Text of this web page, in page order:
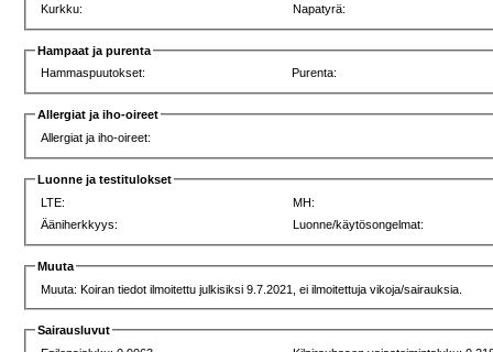
Kurkku:
Napatyrä:
Hampaat ja purenta
Hammaspuutokset:
Purenta:
Allergiat ja iho-oireet
Allergiat ja iho-oireet:
Luonne ja testitulokset
LTE:
MH:
Ääniherkkyys:
Luonne/käytösongelmat:
Muuta
Muuta: Koiran tiedot ilmoitettu julkisiksi 9.7.2021, ei ilmoitettuja vikoja/sairauksia.
Sairausluvut